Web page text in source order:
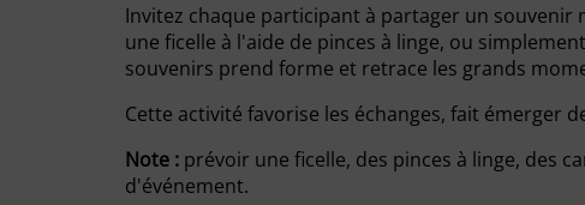
Invitez chaque participant à partager un souvenir
une ficelle à l'aide de pinces à linge, ou
souvenirs prend forme et retrace les grands
Cette activité favorise les échanges, fait émerger
Note : prévoir une ficelle, des pinces à linge, des
d'événement.